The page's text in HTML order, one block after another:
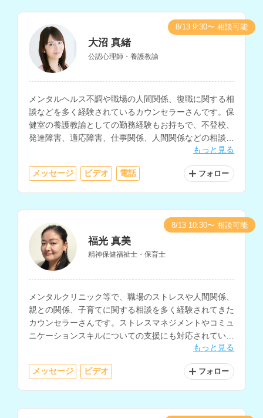
大沼 真緒
公認心理師・養護教諭
メンタルヘルス不調や職場の人間関係、復職に関する相
談などを多く経験されているカウンセラーさんです。保
健室の養護教諭としての勤務経験もお持ちで、不登校、
発達障害、適応障害、仕事関係、人間関係などの相談も
もっと見る
メッセージ ビデオ 電話 フォロー
8/13 9:30〜 相談可能
福光 真美
精神保健福祉士・保育士
メンタルクリニック等で、職場のストレスや人間関係、
親との関係、子育てに関する相談を多く経験されてきた
カウンセラーさんです。ストレスマネジメントやコミュ
ニケーションスキルについての支援にも対応されていま
もっと見る
メッセージ ビデオ フォロー
8/13 10:30〜 相談可能